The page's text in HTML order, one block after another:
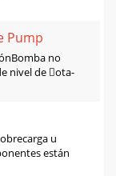
Pump
no
nivel de ota-
u
están